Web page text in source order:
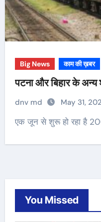
Big News काम की ख़बर
पटना और बिहार के अन्य
dnv md May 31,
एक जून से शुरू हो रहा है
You Missed